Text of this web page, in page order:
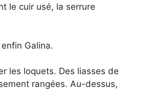
le cuir usé, la serrure
Galina.
les loquets. Des liasses de
rangées. Au-dessus,